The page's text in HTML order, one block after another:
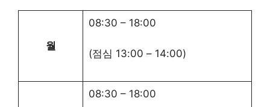
월
08:30 – 18:00
(점심 13:00 – 14:00)
08:30 – 18:00